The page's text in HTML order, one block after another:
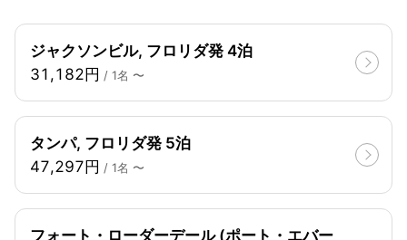
ジャクソンビル, フロリダ発 4泊
31,182円 / 1名 〜
タンパ, フロリダ発 5泊
47,297円 / 1名 〜
フォート・ローダーデール (ポート・エバー